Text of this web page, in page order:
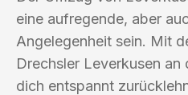
eine aufregende, aber
Angelegenheit sein. Mit
Drechsler Leverkusen an
dich entspannt